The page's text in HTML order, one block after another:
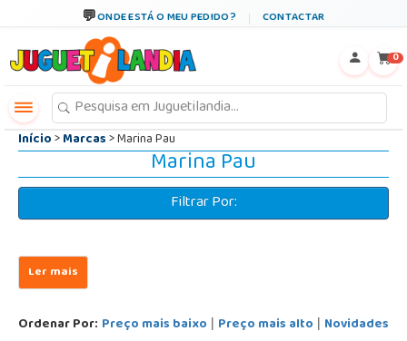
ONDE ESTÁ O MEU PEDIDO? CONTACTAR
0
Início>Marcas> Marina Pau
Marina Pau
Filtrar Por:
Ordenar Por: Preço mais baixo | Preço mais alto | Novidades